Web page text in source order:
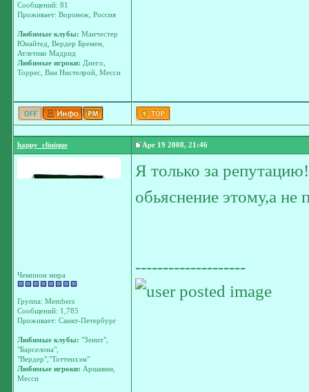
Сообщений: 81
Проживает: Воронеж, Россия
Любимые клубы: Манчестер
Юнайтед, Вердер Бремен,
Атлетико Мадрид
Любимые игроки: Диего,
Торрес, Ван Нистелрой, Месси
happy_clinique Apr 19 2008, 21:46
Чемпион мира
Группа: Members
Сообщений: 1,785
Проживает: Санкт-Петербург
Любимые клубы: "Зенит",
"Барселона",
"Вердер","Тоттенхэм"
Любимые игроки: Аршавин,
Месси
Я только за
обьяснение этому,а
--------------------